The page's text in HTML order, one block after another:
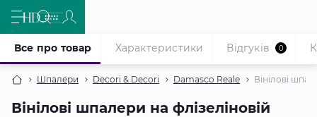
Шпалери Decori & Decori Damasco Reale Вінілові
Вінілові шпалери на флізеліновій
Все про товар Характеристики Відгуків 0